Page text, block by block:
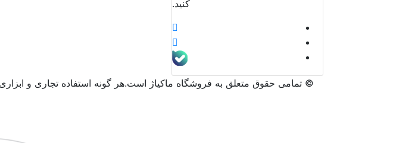
کنید.
©️ تمامی حقوق متعلق به فروشگاه ماکیاژ است.هر گونه استفاده تجاری و